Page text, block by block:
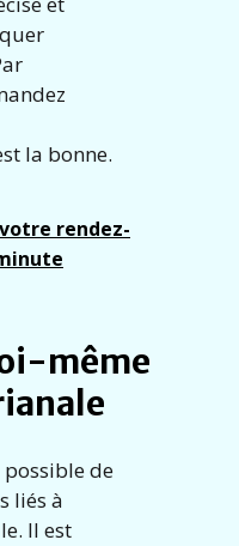
la bonne.
rendez-
même
de
liés à
Il est